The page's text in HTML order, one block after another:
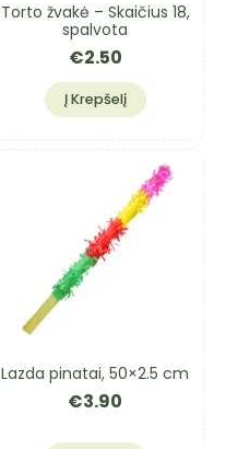
Torto žvakė – Skaičius 18,
spalvota
€2.50
Į Krepšelį
Lazda pinatai, 50×2.5 cm
€3.90